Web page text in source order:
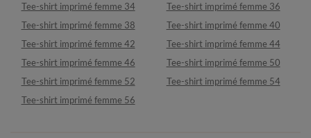
Tee-shirt imprimé femme 34
Tee-shirt imprimé femme 36
Tee-shirt imprimé femme 38
Tee-shirt imprimé femme 40
Tee-shirt imprimé femme 42
Tee-shirt imprimé femme 44
Tee-shirt imprimé femme 46
Tee-shirt imprimé femme 50
Tee-shirt imprimé femme 52
Tee-shirt imprimé femme 54
Tee-shirt imprimé femme 56